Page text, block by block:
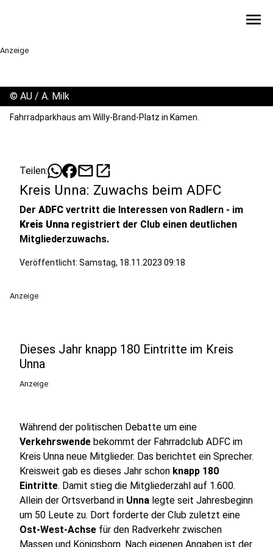
menu
Anzeige
© AU / A. Milk
Fahrradparkhaus am Willy-Brand-Platz in Kamen.
Teilen: mailopen_in_new
Kreis Unna: Zuwachs beim ADFC
Der ADFC vertritt die Interessen von Radlern - im
Kreis Unna registriert der Club einen deutlichen
Mitgliederzuwachs.
Veröffentlicht: Samstag, 18.11.2023 09:18
Anzeige
Dieses Jahr knapp 180 Eintritte im Kreis
Unna
Anzeige
Während der politischen Debatte um eine
Verkehrswende bekommt der Fahrradclub ADFC im
Kreis Unna neue Mitglieder. Das berichtet ein Sprecher.
Kreisweit gab es dieses Jahr schon knapp 180
Eintritte. Damit stieg die Mitgliederzahl auf 1.600.
Allein der Ortsverband in Unna legte seit Jahresbeginn
um 50 Leute zu. Dort forderte der Club zuletzt eine
Ost-West-Achse für den Radverkehr zwischen
Massen und Königsborn. Nach eigenen Angaben ist der